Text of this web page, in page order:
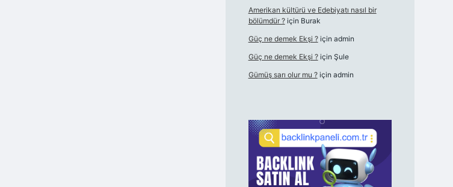
Amerikan kültürü ve Edebiyatı nasıl bir
bölümdür ?için Burak
Güç ne demek Ekşi ?için admin
Güç ne demek Ekşi ?için Şule
Gümüş sarı olur mu ?için admin